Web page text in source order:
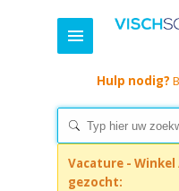
Hulp nodig?
Vacature -
gezocht: